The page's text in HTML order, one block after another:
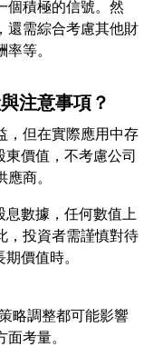
個積極的信號。然
還需綜合考慮其他財
注意事項？
，但在實際應用中存
價值，不考慮公司
息數據，任何數值上
，投資者需謹慎對待
略調整都可能影響